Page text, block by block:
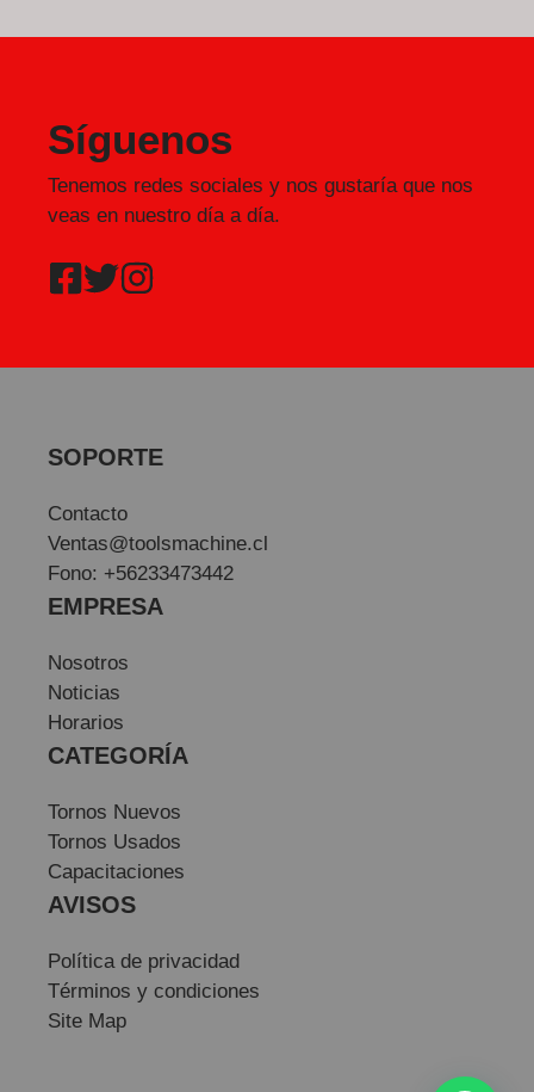
Síguenos
Tenemos redes sociales y nos gustaría que nos
veas en nuestro día a día.
SOPORTE
Contacto
Ventas@toolsmachine.cl
Fono: +56233473442
EMPRESA
Nosotros
Noticias
Horarios
CATEGORÍA
Tornos Nuevos
Tornos Usados
Capacitaciones
AVISOS
Política de privacidad
Términos y condiciones
Site Map